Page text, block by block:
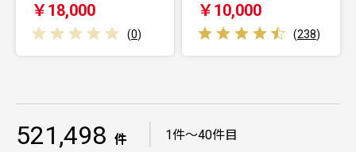
￥18,000
(0)
￥10,000
(238)
521,498 件 1件～40件目